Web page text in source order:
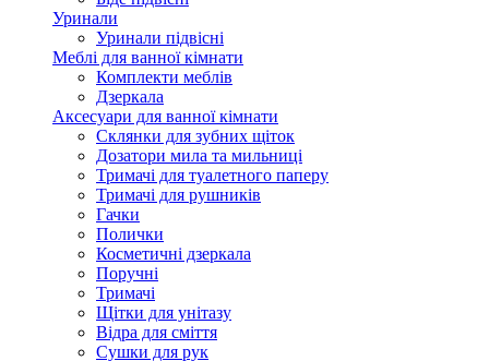
Уринали
Уринали підвісні
Меблі для ванної кімнати
Комплекти меблів
Дзеркала
Аксесуари для ванної кімнати
Склянки для зубних щіток
Дозатори мила та мильниці
Тримачі для туалетного паперу
Тримачі для рушників
Гачки
Полички
Косметичні дзеркала
Поручні
Тримачі
Щітки для унітазу
Відра для сміття
Сушки для рук